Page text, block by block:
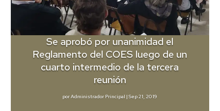
Se aprobó por unanimidad el
Reglamento del COES luego de un
cuarto intermedio de la tercera
reunión
porAdministrador Principal |Sep 21, 2019